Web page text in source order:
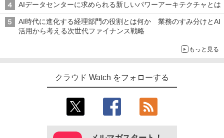
AIデータセンターに求められる新しいパワーアーキテクチャとは
AI時代に進化する経理部門の役割とは何か 業務のすみ分けとAI
活用から考える次世代ファイナンス戦略
もっと見る
クラウド Watch をフォローする